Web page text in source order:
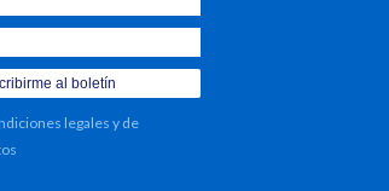
legales y de